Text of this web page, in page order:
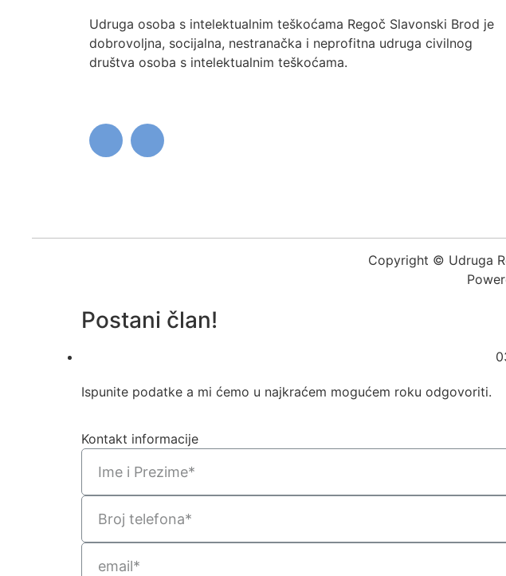
Udruga osoba s intelektualnim teškoćama Regoč Slavonski Brod je
dobrovoljna, socijalna, nestranačka i neprofitna udruga civilnog
društva osoba s intelektualnim teškoćama.
Copyright © Udruga
Postani član!
Ispunite podatke a mi ćemo u najkraćem mogućem roku odgovoriti.
Kontakt informacije